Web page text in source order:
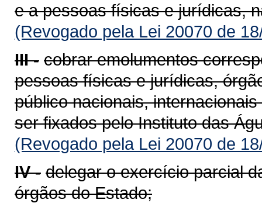
e a pessoas físicas e jurídicas,
(Revogado pela Lei 20070 de
III - cobrar emolumentos
pessoas físicas e jurídicas,
público nacionais,
ser fixados pelo Instituto das
(Revogado pela Lei 20070 de
IV - delegar o exercício parcial
órgãos do Estado;